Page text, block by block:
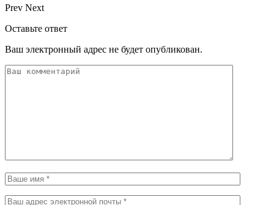
Prev Next
Оставьте ответ
Ваш электронный адрес не будет опубликован.